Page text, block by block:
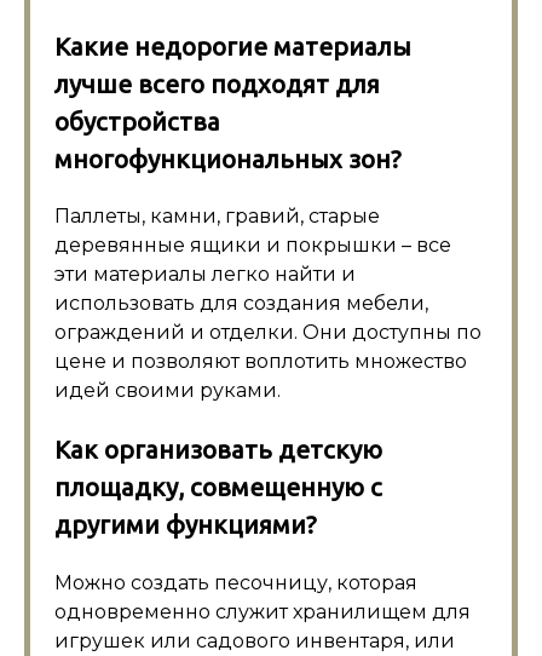
Какие недорогие материалы
лучше всего подходят для
обустройства
многофункциональных зон?
Паллеты, камни, гравий, старые
деревянные ящики и покрышки – все
эти материалы легко найти и
использовать для создания мебели,
ограждений и отделки. Они доступны по
цене и позволяют воплотить множество
идей своими руками.
Как организовать детскую
площадку, совмещенную с
другими функциями?
Можно создать песочницу, которая
одновременно служит хранилищем для
игрушек или садового инвентаря, или